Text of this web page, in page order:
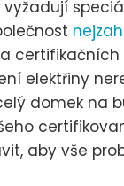
elektřiny
domek na
aby vše